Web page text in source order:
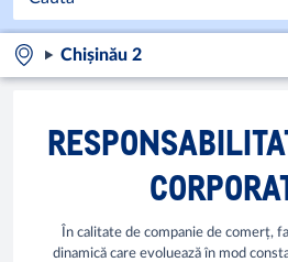
Chișinău 2
În calitate de companie de comerț,
dinamică care evoluează în mod